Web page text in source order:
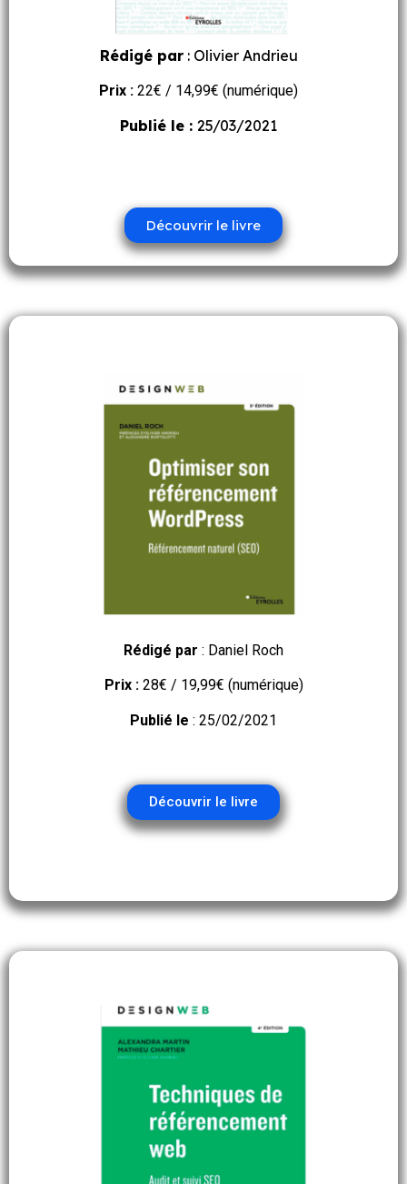
Rédigé par: Olivier Andrieu
Prix :22€ / 14,99€ (numérique)
Publié le :25/03/2021
Découvrir le livre
Rédigé par : Daniel Roch
Prix :28€ / 19,99€ (numérique)
Publié le : 25/02/2021
Découvrir le livre